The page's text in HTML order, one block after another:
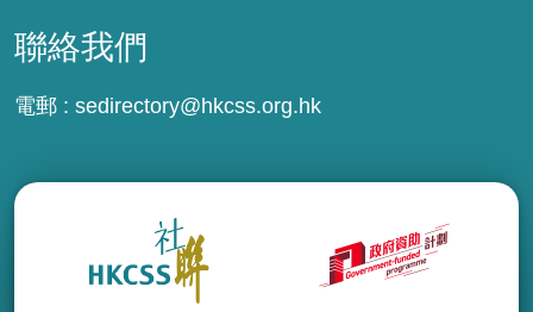
聯絡我們
電郵 : sedirectory@hkcss.org.hk